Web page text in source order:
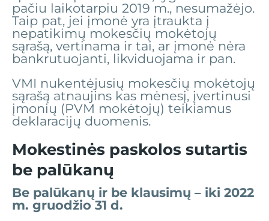
pačiu laikotarpiu 2019 m., nesumažėjo.
Taip pat, jei įmonė yra įtraukta į
nepatikimų mokesčių mokėtojų
sąrašą, vertinama ir tai, ar įmonė nėra
bankrutuojanti, likviduojama ir pan.
VMI nukentėjusių mokesčių mokėtojų
sąrašą atnaujins kas mėnesį, įvertinusi
įmonių (PVM mokėtojų) teikiamus
deklaracijų duomenis.
Mokestinės paskolos sutartis
be palūkanų
Be palūkanų ir be klausimų – iki 2022
m. gruodžio 31 d.